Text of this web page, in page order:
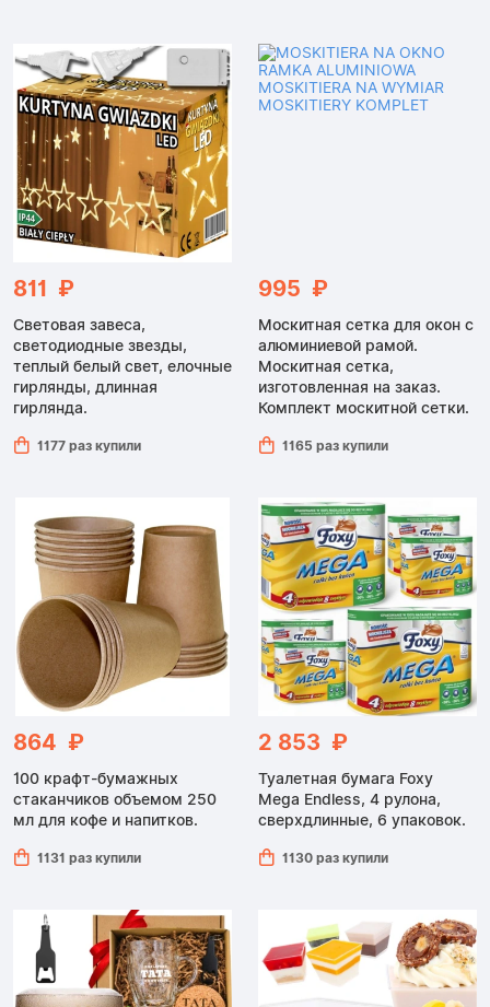
811 ₽
Световая завеса,
светодиодные звезды,
теплый белый свет, елочные
гирлянды, длинная
гирлянда.
1177 раз купили
995 ₽
Москитная сетка для окон с
алюминиевой рамой.
Москитная сетка,
изготовленная на заказ.
Комплект москитной сетки.
1165 раз купили
864 ₽
100 крафт-бумажных
стаканчиков объемом 250
мл для кофе и напитков.
1131 раз купили
2 853 ₽
Туалетная бумага Foxy
Mega Endless, 4 рулона,
сверхдлинные, 6 упаковок.
1130 раз купили